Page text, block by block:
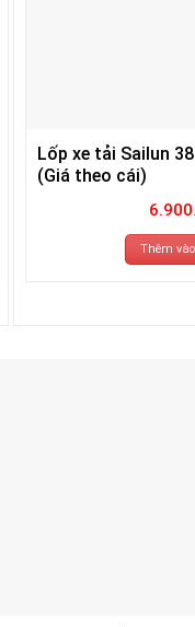
Lốp xe tải Sailun
(Giá theo cái)
Thêm